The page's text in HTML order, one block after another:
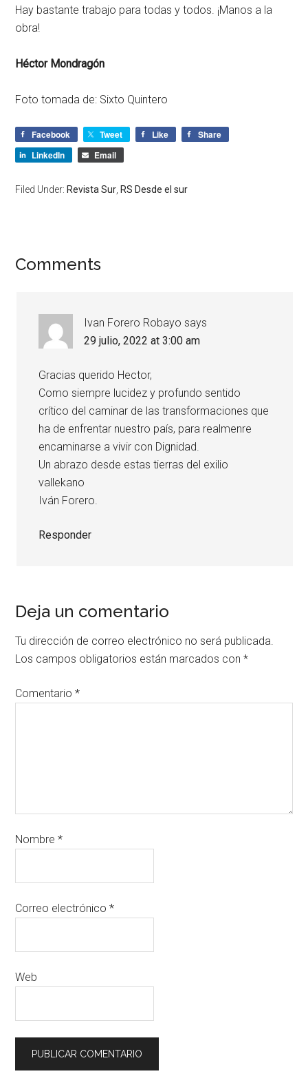
Hay bastante trabajo para todas y todos. ¡Manos a la
obra!
Héctor Mondragón
Foto tomada de: Sixto Quintero
Facebook Tweet Like
Share
LinkedIn
Email
Filed Under: Revista Sur, RS Desde el sur
Comments
Ivan Forero Robayo says
29 julio, 2022 at 3:00 am
Gracias querido Hector,
Como siempre lucidez y profundo sentido
crítico del caminar de las transformaciones que
ha de enfrentar nuestro país, para realmenre
encaminarse a vivir con Dignidad.
Un abrazo desde estas tierras del exilio
vallekano
Iván Forero.
Responder
Deja un comentario
Tu dirección de correo electrónico no será publicada.
Los campos obligatorios están marcados con*
Comentario*
Nombre*
Correo electrónico*
Web